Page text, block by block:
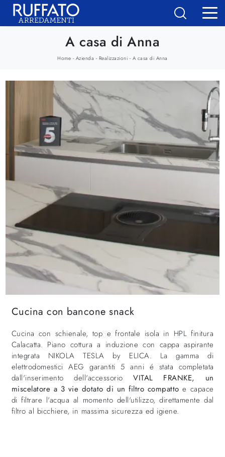
A casa di Anna
Home - Azienda - Realizzazioni - A casa di Anna
Cucina con bancone snack
Cucina con schienale, top e frontale isola in HPL finitura
Calacatta. Piano cottura a induzione con cappa aspirante
integrata NIKOLA TESLA by ELICA. La gamma di
elettrodomestici AEG garantiti 5 anni é stata completata
dall'inserimento dell'accessorioVITAL FRANKE, un
miscelatore a 3 vie dotato di un filtro compattoe capace
di filtrare l'acqua al momento dell'utilizzo, direttamente dal
filtro al bicchiere, in massima sicurezza ed igiene.